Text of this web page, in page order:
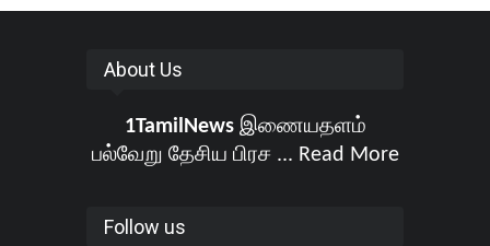
About Us
1TamilNewsஇணையதளம்
பல்வேறு தேசிய பிரச ... Read More
Follow us